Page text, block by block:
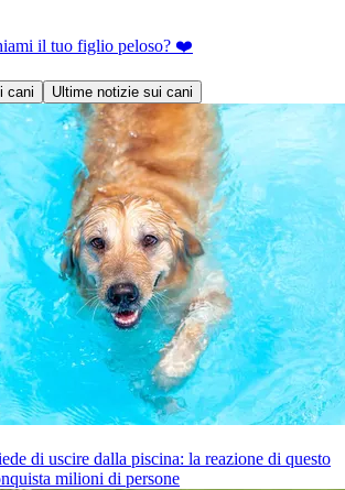
il tuo figlio peloso? ❤️
cani Ultime notizie sui cani
di uscire dalla piscina: la reazione di questo
milioni di persone